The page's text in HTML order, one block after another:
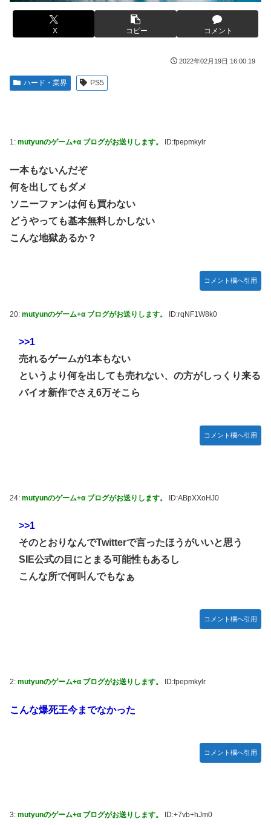
【ROBOT魂】 88,000のミーティアが二次も即完売なの大人
気すぎる…
【画像】田中みな実さん、妊娠中とは思えないヒール姿で登
株式投資、若年男性の自信喪失の原因に-6割超が「人生の敗
の求刑←これ…
【ウマ娘】セイちゃんの攻撃力を見よ！！！
【悲報】人気配信者「はっきり言う、ジャングリア沖縄ほん
とーーーーーーーーにおもんない！！！！」→炎上
番組が最新SNSの数十年先を行っていたと話題に
ぐらんぶる Season 3 第5話 感想：耕平がタレントの替え玉
【ウマ娘】セイちゃんの攻撃力を見よ！！！
【画像】島田フミカネ先生、ひたすらエッチな絵を上げ続け
【画像あり】ワイ、今更SSSS.GRIDMANを観賞するも面白
【〈物語〉シリーズ】セガ「忍野忍」「斧乃木余接」プライ
【画像】令和最新版のあのちゃん、可愛過ぎてワイらにブッ
刺さりまくりw w w w w w
【デレマス】 橘ありす「あなたの瞳には」
やるやらでっきーのクラス転移ダンジョンサバイバル・闇鍋
【画像】『金田一少年の事件簿』で好きな死体ランキング１
ソフトの入れ替えなんて10秒で済むのにそれを面倒くさいと
伊勢鈴蘭さん、コカ・コーラ愛を全力アピール！
無期懲役、去年の仮釈放わずか４人…もう実質終身刑だった
【画像】令和最新版のあのちゃん、可愛過ぎてワイらにブッ
薬剤処方…被災者向け大浴場も！
【悲報】コメ農家「高市総理には愛想尽かした」売値は生産
農家も
【悲報】かつての「快楽天」が微妙になったわけｗｗｗｗｗ
ジャグラーやってる奴ってヤバいの多すぎじゃね？？？
抱負を語る
X コピー コメント
2022年02月19日 16:00:19
ハード・業界 PS5
1: mutyunのゲーム+α ブログがお送りします。 ID:fpepmkylr
一本もないんだぞ
何を出してもダメ
ソニーファンは何も買わない
どうやっても基本無料しかしない
こんな地獄あるか？
コメント欄へ引用
20: mutyunのゲーム+α ブログがお送りします。 ID:rqNF1W8k0
>>1
売れるゲームが1本もない
というより何を出しても売れない、の方がしっくり来る
バイオ新作でさえ6万そこら
コメント欄へ引用
24: mutyunのゲーム+α ブログがお送りします。 ID:ABpXXoHJ0
>>1
そのとおりなんでTwitterで言ったほうがいいと思う
SIE公式の目にとまる可能性もあるし
こんな所で何叫んでもなぁ
コメント欄へ引用
2: mutyunのゲーム+α ブログがお送りします。 ID:fpepmkylr
こんな爆死王今までなかった
コメント欄へ引用
3: mutyunのゲーム+α ブログがお送りします。 ID:+7vb+hJm0